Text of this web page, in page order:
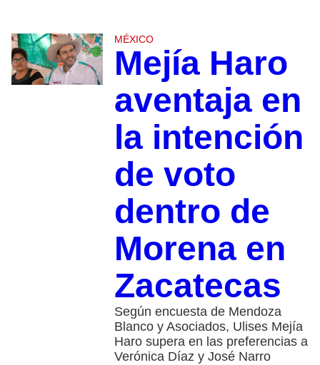
MÉXICO
Mejía Haro
aventaja en
la intención
de voto
dentro de
Morena en
Zacatecas
Según encuesta de Mendoza
Blanco y Asociados, Ulises Mejía
Haro supera en las preferencias a
Verónica Díaz y José Narro